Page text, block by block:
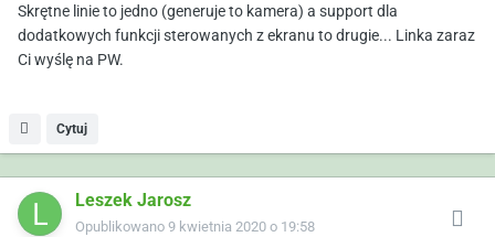
Skrętne linie to jedno (generuje to kamera) a support dla
dodatkowych funkcji sterowanych z ekranu to drugie... Linka zaraz
Ci wyślę na PW.
Cytuj
Leszek Jarosz
Opublikowano 9 kwietnia 2020 o 19:58